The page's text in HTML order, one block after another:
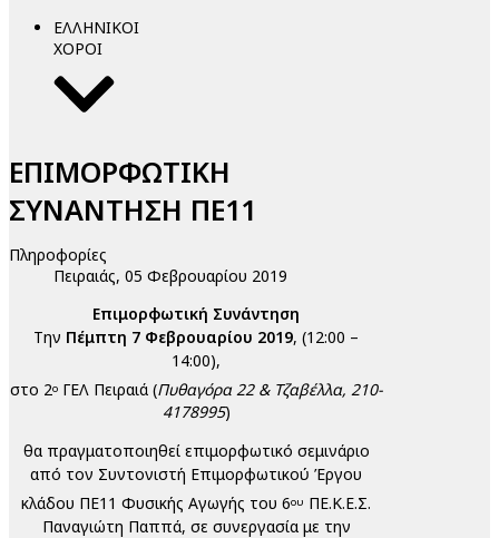
ΕΛΛΗΝΙΚΟΙ
ΧΟΡΟΙ
ΕΠΙΜΟΡΦΩΤΙΚΗ
ΣΥΝΑΝΤΗΣΗ ΠΕ11
Πληροφορίες
Πειραιάς, 05 Φεβρουαρίου 2019
Επιμορφωτική Συνάντηση
Την Πέμπτη 7 Φεβρουαρίου 2019, (12:00 –
14:00),
στο 2οΓΕΛ Πειραιά (Πυθαγόρα 22 & Τζαβέλλα, 210-
4178995)
θα πραγματοποιηθεί επιμορφωτικό σεμινάριο
από τον Συντονιστή Επιμορφωτικού Έργου
κλάδου ΠΕ11 Φυσικής Αγωγής του 6ου ΠΕ.Κ.Ε.Σ.
Παναγιώτη Παππά, σε συνεργασία με την